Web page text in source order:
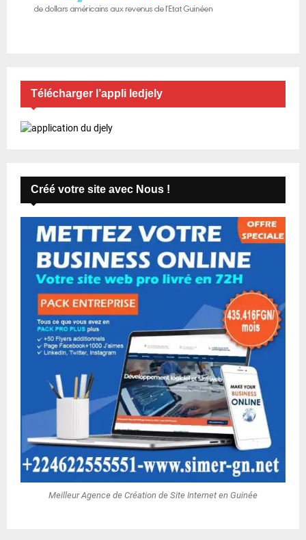
Télécharger l’appli ledjely
Créé votre site avec Nous !
Meilleur Agence de Création de Site Internet en Guinée